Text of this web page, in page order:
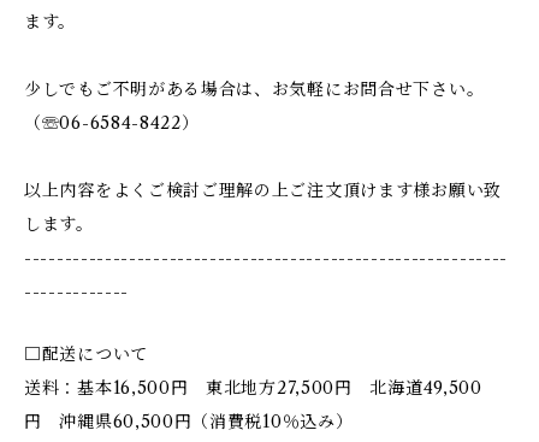
ます。
少しでもご不明がある場合は、お気軽にお問合せ下さい。
（☏06-6584-8422）
以上内容をよくご検討ご理解の上ご注文頂けます様お願い致
します。
------------------------------------------------------------
-------------
□配送について
送料：基本16,500円 東北地方27,500円 北海道49,500
円 沖縄県60,500円（消費税10％込み）